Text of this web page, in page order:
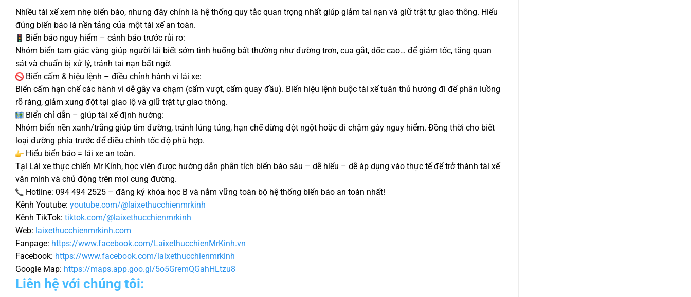
Nhiều tài xế xem nhẹ biển báo, nhưng đây chính là hệ thống quy tắc quan trọng nhất giúp giảm tai nạn và giữ trật tự giao thông. Hiểu
đúng biển báo là nền tảng của một tài xế an toàn.
Biển báo nguy hiểm – cảnh báo trước rủi ro:
Nhóm biển tam giác vàng giúp người lái biết sớm tình huống bất thường như đường trơn, cua gắt, dốc cao… để giảm tốc, tăng quan
sát và chuẩn bị xử lý, tránh tai nạn bất ngờ.
Biển cấm & hiệu lệnh – điều chỉnh hành vi lái xe:
Biển cấm hạn chế các hành vi dễ gây va chạm (cấm vượt, cấm quay đầu). Biển hiệu lệnh buộc tài xế tuân thủ hướng đi để phân luồng
rõ ràng, giảm xung đột tại giao lộ và giữ trật tự giao thông.
Biển chỉ dẫn – giúp tài xế định hướng:
Nhóm biển nền xanh/trắng giúp tìm đường, tránh lúng túng, hạn chế dừng đột ngột hoặc đi chậm gây nguy hiểm. Đồng thời cho biết
loại đường phía trước để điều chỉnh tốc độ phù hợp.
Hiểu biển báo = lái xe an toàn.
Tại Lái xe thực chiến Mr Kính, học viên được hướng dẫn phân tích biển báo sâu – dễ hiểu – dễ áp dụng vào thực tế để trở thành tài xế
văn minh và chủ động trên mọi cung đường.
Hotline: 094 494 2525 – đăng ký khóa học B và nắm vững toàn bộ hệ thống biển báo an toàn nhất!
Kênh Youtube: youtube.com/@laixethucchienmrkinh
Kênh TikTok: tiktok.com/@laixethucchienmrkinh
Web: laixethucchienmrkinh.com
Fanpage: https://www.facebook.com/LaixethucchienMrKinh.vn
Facebook: https://www.facebook.com/laixethucchienmrkinh
Google Map: https://maps.app.goo.gl/5o5GremQGahHLtzu8
Liên hệ với chúng tôi: